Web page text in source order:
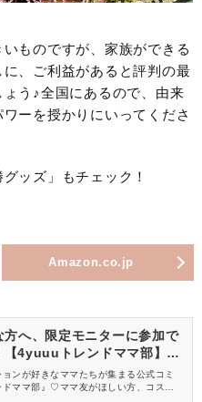
ものですが、家族ができる
、ご利益があると評判の最
う♪全国にあるので、由来
ーを授かりにいってくださ
ッズ」もチェック！
Amazon.co.jp
方へ、限定モニターに参加で
【4yuuuトレンドママ部】部
ンが好きなママたちが集まる公式コミ
ママ部』♡ママ友がほしい方、コスメサ